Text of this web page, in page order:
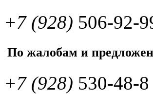
+7 (928) 506-92-
По жалобам и
+7 (928) 530-48-8